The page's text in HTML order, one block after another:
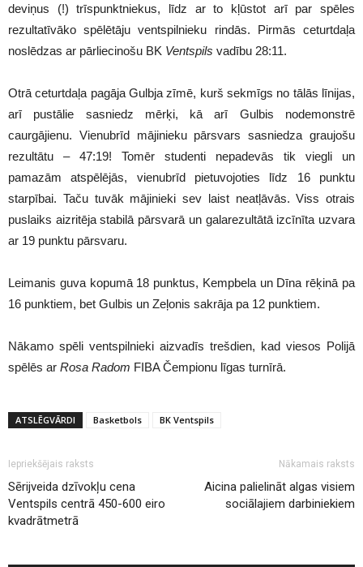
deviņus (!) trīspunktniekus, līdz ar to kļūstot arī par spēles
rezultatīvāko spēlētāju ventspilnieku rindās. Pirmās ceturtdaļa
noslēdzas ar pārliecinošu BK Ventspils vadību 28:11.
Otrā ceturtdaļa pagāja Gulbja zīmē, kurš sekmīgs no tālās līnijas,
arī pustālie sasniedz mērķi, kā arī Gulbis nodemonstrē
caurgājienu. Vienubrīd mājinieku pārsvars sasniedza graujošu
rezultātu – 47:19! Tomēr studenti nepadevās tik viegli un
pamazām atspēlējās, vienubrīd pietuvojoties līdz 16 punktu
starpībai. Taču tuvāk mājinieki sev laist neatļāvās. Viss otrais
puslaiks aizritēja stabilā pārsvarā un galarezultātā izcīnīta uzvara
ar 19 punktu pārsvaru.
Leimanis guva kopumā 18 punktus, Kempbela un Dīna rēķinā pa
16 punktiem, bet Gulbis un Zeļonis sakrāja pa 12 punktiem.
Nākamo spēli ventspilnieki aizvadīs trešdien, kad viesos Polijā
spēlēs ar Rosa Radom FIBA Čempionu līgas turnīrā.
ATSLĒGVĀRDI Basketbols BK Ventspils
Iepriekšējais raksts
Sērijveida dzīvokļu cena
Ventspils centrā 450-600 eiro
kvadrātmetrā
Nākamais raksts
Aicina palielināt algas visiem
sociālajiem darbiniekiem